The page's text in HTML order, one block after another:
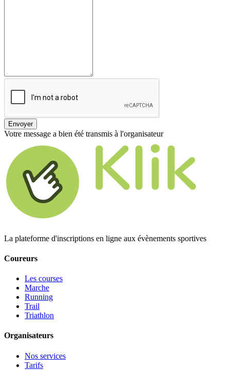
Envoyer
Votre message a bien été transmis à l'organisateur
La plateforme d'inscriptions en ligne aux évènements sportives
Coureurs
Les courses
Marche
Running
Trail
Triathlon
Organisateurs
Nos services
Tarifs